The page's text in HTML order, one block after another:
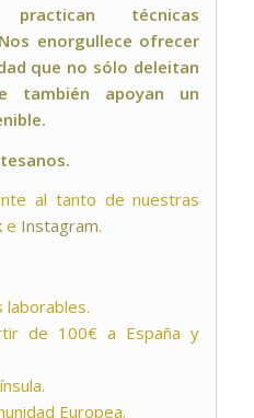
técnicas
enorgullece ofrecer
que no sólo deleitan
también apoyan un
.
al tanto de nuestras
e Instagram.
laborables.
de 100€ a España y
Europea.